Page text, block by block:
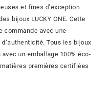
et fines d’exception
bijoux LUCKY ONE. Cette
commande avec une
Tous les bijoux
un emballage 100% éco-
premières certifiées